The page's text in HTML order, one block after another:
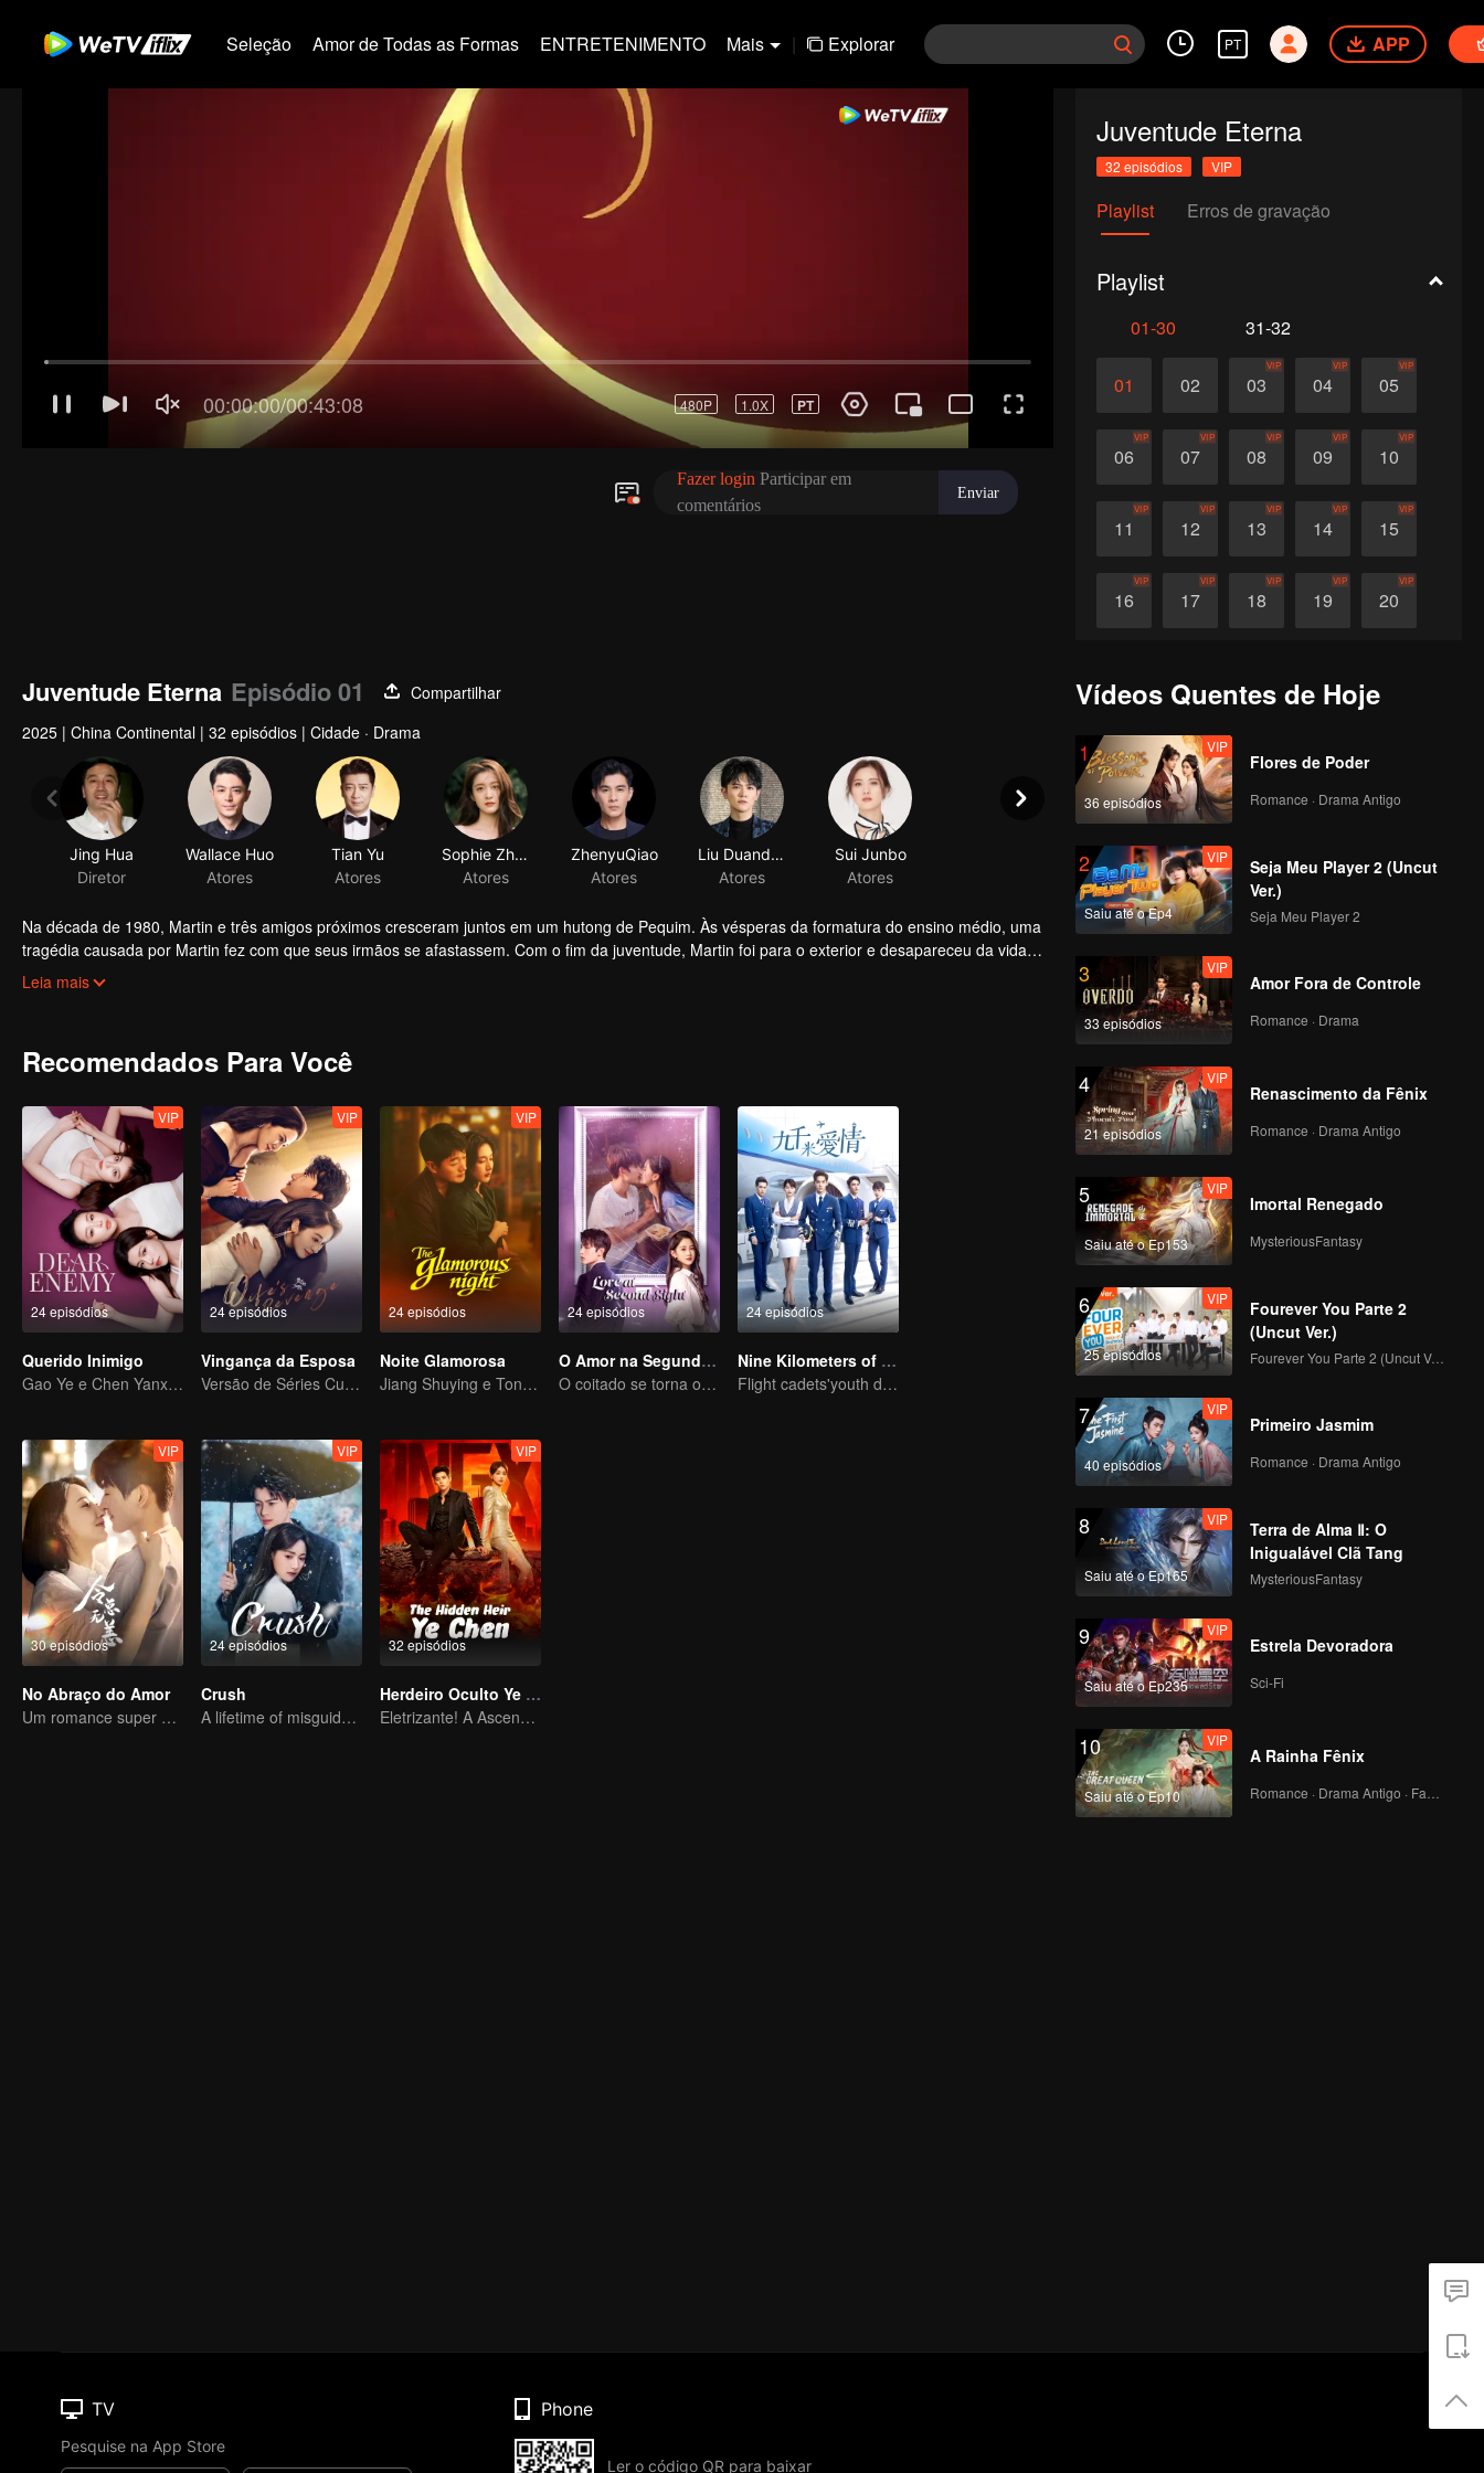
Seleção Amor de Todas as Formas ENTRETENIMENTO Mais | Explorar PT APP
Juventude Eterna
32 episódios VIP
Playlist Erros de gravação
Playlist
01-30 31-32
01 02 03
VIP
04
VIP
05
VIP
06
VIP
07
VIP
08
VIP
09
VIP
10
VIP
11
VIP
12
VIP
13
VIP
14
VIP
15
VIP
16
VIP
17
VIP
18
VIP
19
VIP
20
VIP
26 27
Juventude Eterna Episódio 01
Compartilhar
2025 | China Continental | 32 episódios | Cidade · Drama
Na década de 1980, Martin e três amigos próximos cresceram juntos em um hutong de Pequim. Às vésperas da formatura do ensino médio, uma
tragédia causada por Martin fez com que seus irmãos se afastassem. Com o fim da juventude, Martin foi para o exterior e desapareceu da vida
pública. Anos depois, Martin, agora vice-presidente de uma empresa de capital aberto, é diagnosticado com um tumor cerebral. Sozinho, ele se
Leia mais
Recomendados Para Você
24 episódios
VIP
Querido Inimigo
Gao Ye e Chen Yanxi: De melhores amigas a inimigas juradas
24 episódios
VIP
Vingança da Esposa
Versão de Séries Curtas “A Tentação de voltar para casa”
24 episódios
VIP
Noite Glamorosa
Jiang Shuying e Tong Dawei em um duelo de estratégias
24 episódios
O Amor na Segunda Visão
O coitado se torna o CEO dominador e persegue seu primeiro amor
24 episódios
Nine Kilometers of Love
Flight cadets'youth dream-driven journey
30 episódios
VIP
No Abraço do Amor
Um romance super doce de irmã e cachorro, com um amor forçado e encantador
24 episódios
VIP
Crush
A lifetime of misguided love entangled by fate
32 episódios
VIP
Herdeiro Oculto Ye Chen
Eletrizante! A Ascensão e a Vingança do Genro Morando Junto
Vídeos Quentes de Hoje
1
36 episódios
VIP
Flores de Poder
Romance · Drama Antigo
2
Saiu até o Ep4
VIP
Seja Meu Player 2 (Uncut
Ver.)
Seja Meu Player 2
3
33 episódios
VIP
Amor Fora de Controle
Romance · Drama
4
21 episódios
VIP
Renascimento da Fênix
Romance · Drama Antigo
5
Saiu até o Ep153
VIP
Imortal Renegado
MysteriousFantasy
6
25 episódios
VIP
Fourever You Parte 2
(Uncut Ver.)
Fourever You Parte 2 (Uncut Ver.)
7
40 episódios
VIP
Primeiro Jasmim
Romance · Drama Antigo
8
Saiu até o Ep165
VIP
Terra de Alma Ⅱ: O
Inigualável Clã Tang
MysteriousFantasy
9
Saiu até o Ep235
VIP
Estrela Devoradora
Sci-Fi
10
Saiu até o Ep10
VIP
A Rainha Fênix
TV
Pesquise na App Store
Phone
Ler o código QR para baixar